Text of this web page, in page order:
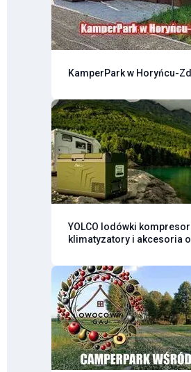
KamperPark w Horyńcu-
YOLCO lodówki
klimatyzatory i akcesoria